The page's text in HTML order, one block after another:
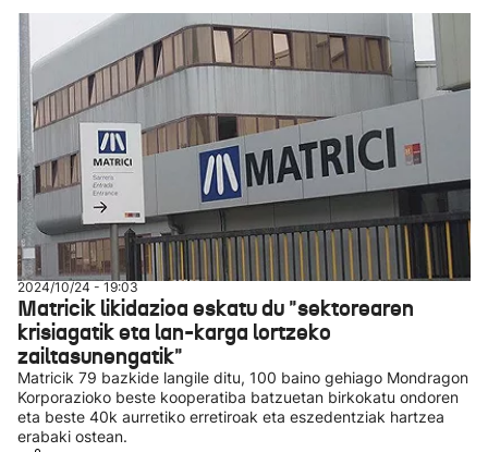
2024/10/24 - 19:03
Matricik likidazioa eskatu du "sektorearen
krisiagatik eta lan-karga lortzeko
zailtasunengatik"
Matricik 79 bazkide langile ditu, 100 baino gehiago Mondragon
Korporazioko beste kooperatiba batzuetan birkokatu ondoren
eta beste 40k aurretiko erretiroak eta eszedentziak hartzea
erabaki ostean.